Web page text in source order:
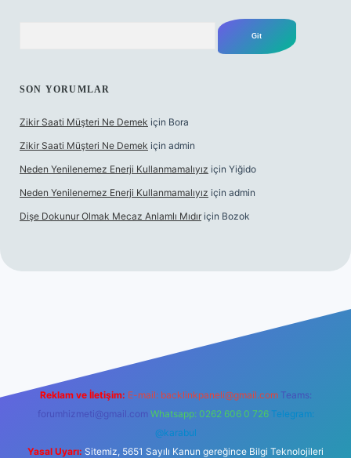
SON YORUMLAR
Zikir Saati Müşteri Ne Demek için Bora
Zikir Saati Müşteri Ne Demek için admin
Neden Yenilenemez Enerji Kullanmamalıyız için Yiğido
Neden Yenilenemez Enerji Kullanmamalıyız için admin
Dişe Dokunur Olmak Mecaz Anlamlı Mıdır için Bozok
Reklam ve İletişim: E-mail: backlinkpaneli@gmail.com Teams:
forumhizmeti@gmail.com Whatsapp: 0262 606 0 726 Telegram:
@karabul
Yasal Uyarı: Sitemiz, 5651 Sayılı Kanun gereğince Bilgi Teknolojileri